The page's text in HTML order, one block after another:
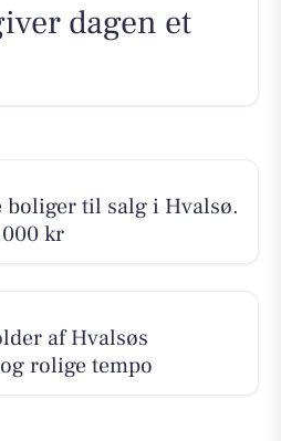
dagen et
boliger til salg i Hvalsø.
kr
af Hvalsøs
rolige tempo